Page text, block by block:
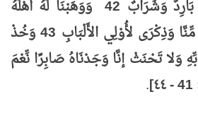
بِرِجْلِكَ هَذَا مُغْتَسَلٌ بَارِدٌ وَشَرَابٌ 42 وَوَهَبْنَا لَهُ أَهْلَهُ
وَمِثْلَهُم مَّعَهُمْ رَحْمَةً مِّنَّا وَذِكْرَى لأُوْلِي الأَلْبَابِ 43 وَخُذْ
تَحْنَثْ إنَّا وَجَدْنَاهُ صَابِرًا نِّعْمَ
.